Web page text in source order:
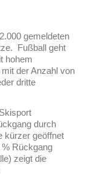
gemeldeten
Fußball geht
hohem
der Anzahl von
dritte
durch
kürzer geöffnet
% Rückgang
zeigt die